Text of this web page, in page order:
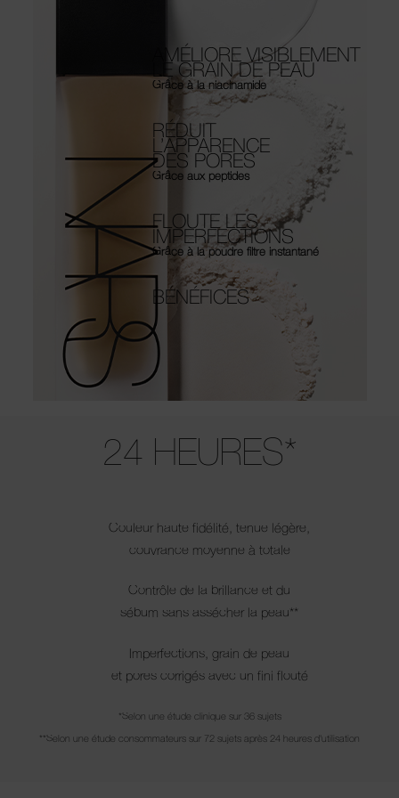
AMÉLIORE VISIBLEMENT
LE GRAIN DE PEAU
Grâce à la niacinamide
RÉDUIT
L’APPARENCE
DES PORES
Grâce aux peptides
FLOUTE LES
IMPERFECTIONS
Grâce à la poudre filtre instantané
BÉNÉFICES
24 HEURES*
Couleur haute fidélité, tenue légère,
couvrance moyenne à totale
Contrôle de la brillance et du
sébum sans assécher la peau**
Imperfections, grain de peau
et pores corrigés avec un fini flouté
*Selon une étude clinique sur 36 sujets
**Selon une étude consommateurs sur 72 sujets après 24 heures d'utilisation